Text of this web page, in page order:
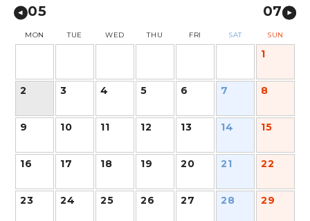
05 07
MON TUE WED THU FRI SAT SUN
1
2 3 4 5 6 7 8
9 10 11 12 13 14 15
16 17 18 19 20 21 22
23 24 25 26 27 28 29